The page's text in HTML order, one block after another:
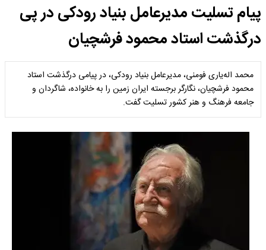
پیام تسلیت مدیرعامل بنیاد رودکی در پی
درگذشت استاد محمود فرشچیان
محمد اله‌یاری فومنی، مدیرعامل بنیاد رودکی، در پیامی درگذشت استاد
محمود فرشچیان، نگارگر برجسته ایران زمین را به خانواده، شاگردان و
جامعه فرهنگ و هنر کشور تسلیت گفت.